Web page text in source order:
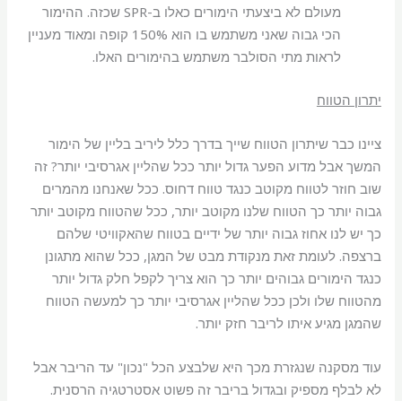
מעולם לא ביצעתי הימורים כאלו ב-SPR שכזה. ההימור
הכי גבוה שאני משתמש בו הוא 150% קופה ומאוד מעניין
לראות מתי הסולבר משתמש בהימורים האלו.
יתרון הטווח
ציינו כבר שיתרון הטווח שייך בדרך כלל ליריב בליין של הימור
המשך אבל מדוע הפער גדול יותר ככל שהליין אגרסיבי יותר? זה
שוב חוזר לטווח מקוטב כנגד טווח דחוס. ככל שאנחנו מהמרים
גבוה יותר כך הטווח שלנו מקוטב יותר, ככל שהטווח מקוטב יותר
כך יש לנו אחוז גבוה יותר של ידיים בטווח שהאקוויטי שלהם
ברצפה. לעומת זאת מנקודת מבט של המגן, ככל שהוא מתגונן
כנגד הימורים גבוהים יותר כך הוא צריך לקפל חלק גדול יותר
מהטווח שלו ולכן ככל שהליין אגרסיבי יותר כך למעשה הטווח
שהמגן מגיע איתו לריבר חזק יותר.
עוד מסקנה שנגזרת מכך היא שלבצע הכל "נכון" עד הריבר אבל
לא לבלף מספיק ובגדול בריבר זה פשוט אסטרטגיה הרסנית.